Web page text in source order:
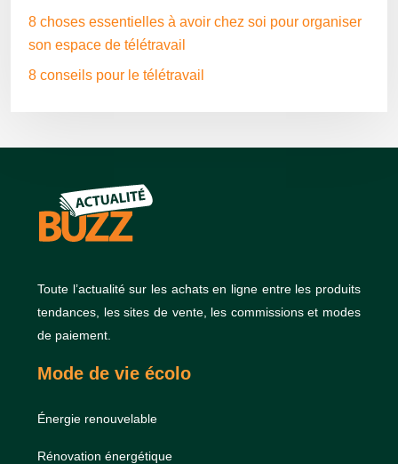
8 choses essentielles à avoir chez soi pour organiser
son espace de télétravail
8 conseils pour le télétravail
Toute l’actualité sur les achats en ligne entre les produits
tendances, les sites de vente, les commissions et modes
de paiement.
Mode de vie écolo
Énergie renouvelable
Rénovation énergétique